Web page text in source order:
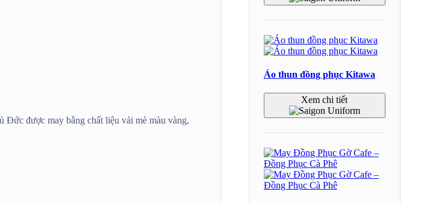
được may bằng chất liệu vải mè màu vàng,
Áo thun đồng phục Kitawa
Xem chi tiết